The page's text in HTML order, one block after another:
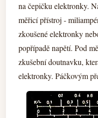
na čepičku elektronky.
měřicí přístroj -
zkoušené elektronky
popřípadě napětí. Pod
zkušební doutnavku,
elektronky. Páčkovým